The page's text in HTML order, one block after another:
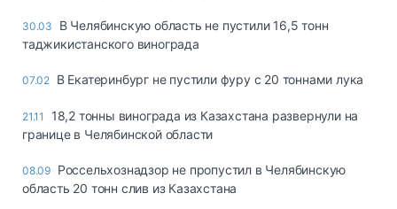
Склады и
грузовые
Коммерческий
Спецтехника
Автосервис,
запчасти, шины
30.03
В Челябинскую область не пустили 16,5 тонн
таджикистанского винограда
07.02 В Екатеринбург не пустили фуру с 20 тоннами лука
21.11
18,2 тонны винограда из Казахстана развернули на
границе в Челябинской области
08.09 Россельхознадзор не пропустил в Челябинскую
область 20 тонн слив из Казахстана